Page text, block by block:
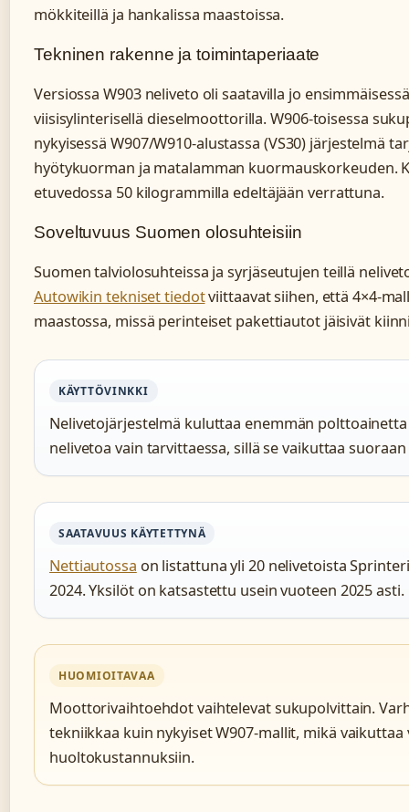
mökkiteillä ja hankalissa maastoissa.
Tekninen rakenne ja toimintaperiaate
Versiossa W903 neliveto oli saatavilla jo
viisisylinterisellä dieselmoottorilla. W906-toisessa
nykyisessä W907/W910-alustassa (VS30) järjestelmä
hyötykuorman ja matalamman kuormauskorkeuden.
etuvedossa 50 kilogrammilla edeltäjään verrattuna.
Soveltuvuus Suomen olosuhteisiin
Suomen talviolosuhteissa ja syrjäseutujen teillä
Autowikin tekniset tiedotviittaavat siihen, että 4×4-
maastossa, missä perinteiset pakettiautot jäisivät
KÄYTTÖVINKKI
Nelivetojärjestelmä kuluttaa enemmän
nelivetoa vain tarvittaessa, sillä se vaikuttaa
SAATAVUUS KÄYTETTYNÄ
Nettiautossa on listattuna yli 20 nelivetoista
2024. Yksilöt on katsastettu usein vuoteen 2025 asti.
HUOMIOITAVAA
Moottorivaihtoehdot vaihtelevat sukupolvittain.
tekniikkaa kuin nykyiset W907-mallit, mikä
huoltokustannuksiin.